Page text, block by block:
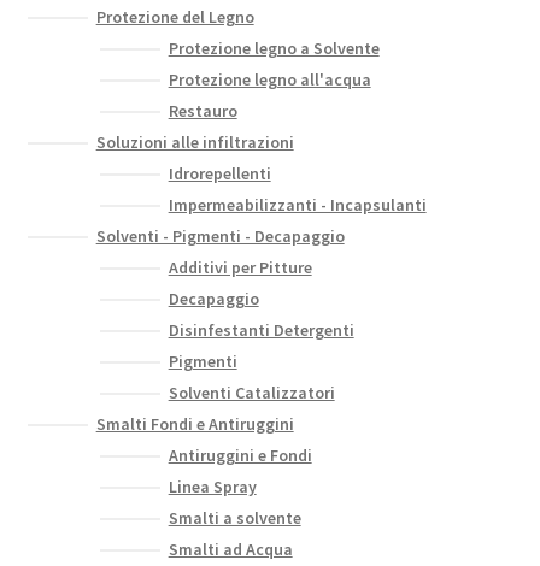
Protezione del Legno
Protezione legno a Solvente
Protezione legno all'acqua
Restauro
Soluzioni alle infiltrazioni
Idrorepellenti
Impermeabilizzanti - Incapsulanti
Solventi - Pigmenti - Decapaggio
Additivi per Pitture
Decapaggio
Disinfestanti Detergenti
Pigmenti
Solventi Catalizzatori
Smalti Fondi e Antiruggini
Antiruggini e Fondi
Linea Spray
Smalti a solvente
Smalti ad Acqua